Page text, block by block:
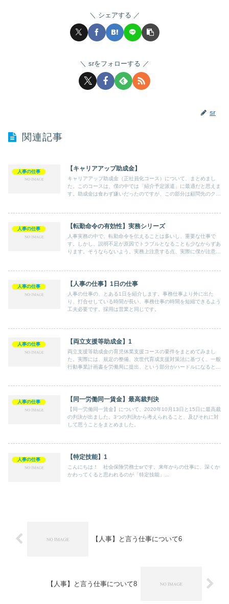
シェアする
srをフォローする
sr
関連記事
人事の仕事 【キャリアアップ助成金】
キャリアアップ助成金（正社員化コース）について、まとめまし
た。このコースは、僕の中では「紹介予定派遣」に最適だと思えま
す。助成金は食わず嫌いだったのですが、この部分は顧問先のクラ
人事の仕事 【転勤命令の有効性】実務シリーズ
人事実務の中で、転勤命令を伝えることは多いし、重要な仕事で
す。しかし、説明不足が原因でトラブルとなることも少なからずあ
ります。そうならないよう。実務上注意する点、実際に僕が注意し
人事の仕事 【人事の仕事】1日の仕事
人事の仕事の、とある1日を紹介します。事務仕事より外に出た
り、打合せしている時間が長い、事務仕事の時間を短縮できるよう
工夫必要です。採用は営業と同じです。
人事の仕事 【両立支援等助成金】1
両立支援等助成金の育児休業支援コースの要件をまとめてみまし
た。実際には、規定の整備、次世代育成支援対策法に基づく、一般
行動事業計画書を労働局に提出、という部分がハードルになると思
人事の仕事 【同一労働同一賃金】最高裁判決
【同一労働同一賃金】について、2020年10月13日と15日に最高裁
の判決が出ました。3つの判決から考えられること、及びそれに対
して思うことをまとめました。
人事の仕事 【特定技能】1
こんにちは！ 社会保険労務士srです。来年からの仕事に、深くか
かわってくると思われるのが「特定技能」...
【人事】と言う仕事について6
【人事】と言う仕事について8